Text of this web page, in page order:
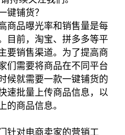
键铺货？
商品曝光率和销售量是每
目前，淘宝、拼多多等平
要销售渠道。为了提高商
们需要将商品在不同平台
候就需要一款一键铺货的
速批量上传商品信息，以
的商品信息。
针对电商卖家的营销工